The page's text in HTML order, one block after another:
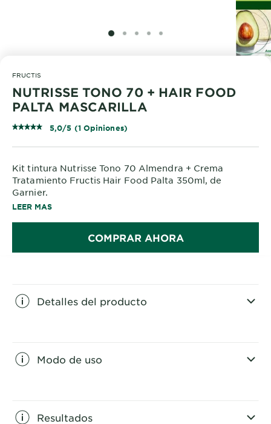
SLIDE 1
SLIDE 2
SLIDE 3
SLIDE 4
SLIDE 5
FRUCTIS
NUTRISSE TONO 70 + HAIR FOOD
PALTA MASCARILLA
5,0/5 (1 Opiniones)
Kit tintura Nutrisse Tono 70 Almendra + Crema
Tratamiento Fructis Hair Food Palta 350ml, de
Garnier.
¡Lucí un pelo súper nutrido por hasta 8 semanas y el
LEER MAS
COMPRAR AHORA
Detalles del producto
Modo de uso
Resultados